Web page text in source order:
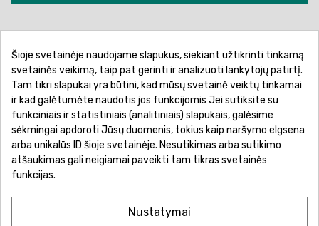
Pirkimo sąlygos ir taisyklės
Privatumo politika
Garantinis aptarnavimas
Prekių pristatymas
Prekių grąžinimas
Atsiskaitymo būdai
Šioje svetainėje naudojame slapukus, siekiant užtikrinti tinkamą
svetainės veikimą, taip pat gerinti ir analizuoti lankytojų patirtį.
Tam tikri slapukai yra būtini, kad mūsų svetainė veiktų tinkamai
ir kad galėtumėte naudotis jos funkcijomis Jei sutiksite su
funkciniais ir statistiniais (analitiniais) slapukais, galėsime
sėkmingai apdoroti Jūsų duomenis, tokius kaip naršymo elgsena
arba unikalūs ID šioje svetainėje. Nesutikimas arba sutikimo
atšaukimas gali neigiamai paveikti tam tikras svetainės
funkcijas.
Nustatymai